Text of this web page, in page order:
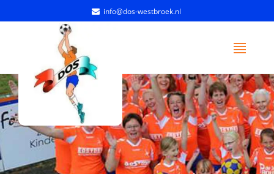
info@dos-westbroek.nl